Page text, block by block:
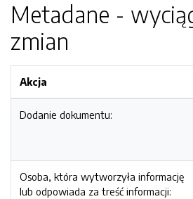
Metadane -
zmian
Akcja
Dodanie dokumentu:
Osoba, która wytworzyła informację
lub odpowiada za treść informacji: